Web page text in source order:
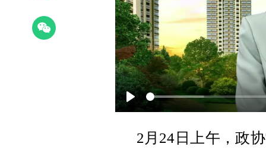
Play
2月24日上午，政